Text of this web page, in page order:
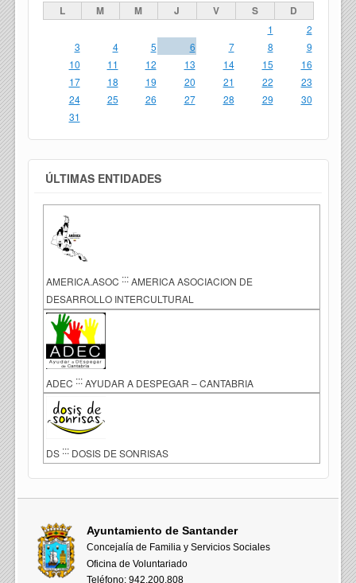
L M M J V S D
1
2
3
4 5 6 7 8
9
10
11 12 13 14 15
16
17
18 19 20 21 22
23
24
25 26 27 28 29
30
31
ÚLTIMAS ENTIDADES
AMERICA.ASOC ::: AMERICA ASOCIACION DE
DESARROLLO INTERCULTURAL
ADEC ::: AYUDAR A DESPEGAR – CANTABRIA
DS ::: DOSIS DE SONRISAS
Ayuntamiento de Santander
Concejalía de Familia y Servicios Sociales
Oficina de Voluntariado
Teléfono: 942.200.808